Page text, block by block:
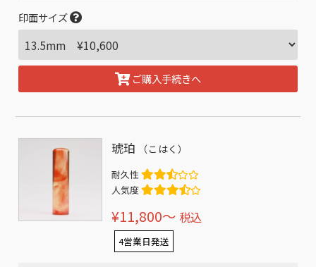
印面サイズ
ご購入手続きへ
琥珀 （こはく）
耐久性
人気度
¥11,800〜 税込
4営業日発送